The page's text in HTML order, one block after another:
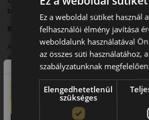
teljesítmény
Bevezető
A Continental SportContact 7 egy új
abroncs, amely a maximális tapadást és
irányíthatóságot helyezi előtérbe.
Futófelület és tapadás
Modern futófelületi kialakítása kiváló
és nedves útfelületen is.
Ez a weboldal sütiket használ a
felhasználói élmény javítása
weboldalunk használatával
az összes süti használatához,
szabályzatunknak
Elengedhetetlenül
szükséges